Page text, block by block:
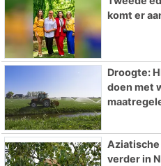
komt er
Droogte:
doen met
verder in